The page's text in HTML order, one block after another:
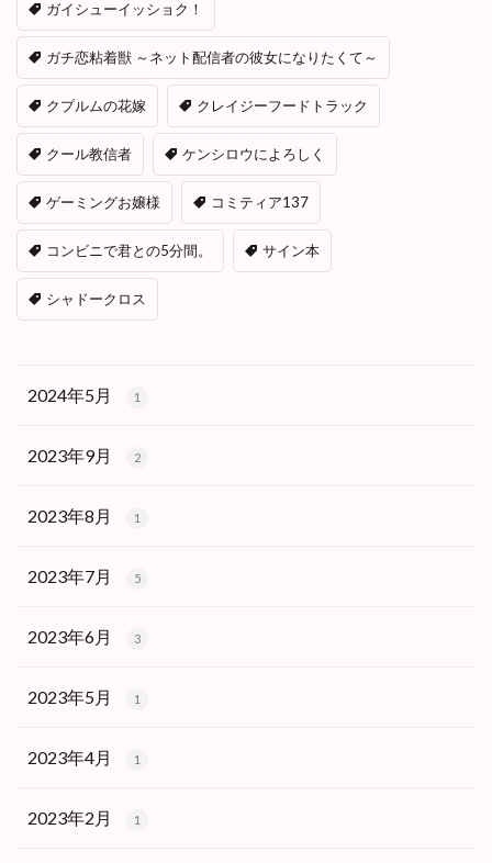
ガイシューイッショク！
ガチ恋粘着獣 ～ネット配信者の彼女になりたくて～
クプルムの花嫁 クレイジーフードトラック
クール教信者 ケンシロウによろしく
ゲーミングお嬢様 コミティア137
コンビニで君との5分間。 サイン本
シャドークロス
2024年5月 1
2023年9月 2
2023年8月 1
2023年7月 5
2023年6月 3
2023年5月 1
2023年4月 1
2023年2月 1